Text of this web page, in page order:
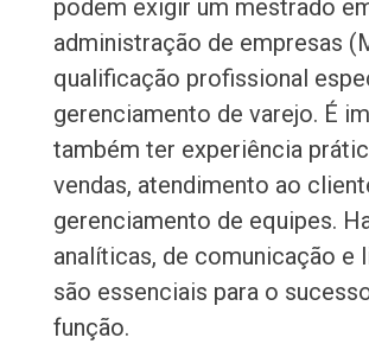
podem exigir um mestrado
administração de empresas
qualificação profissional
gerenciamento de varejo. É
também ter experiência
vendas, atendimento ao
gerenciamento de equipes.
analíticas, de comunicação e
são essenciais para o
função.